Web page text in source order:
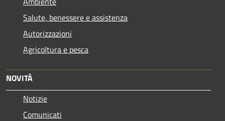
Salute, benessere e assistenza
Autorizzazioni
Agricoltura e pesca
NOVITÀ
Notizie
Comunicati